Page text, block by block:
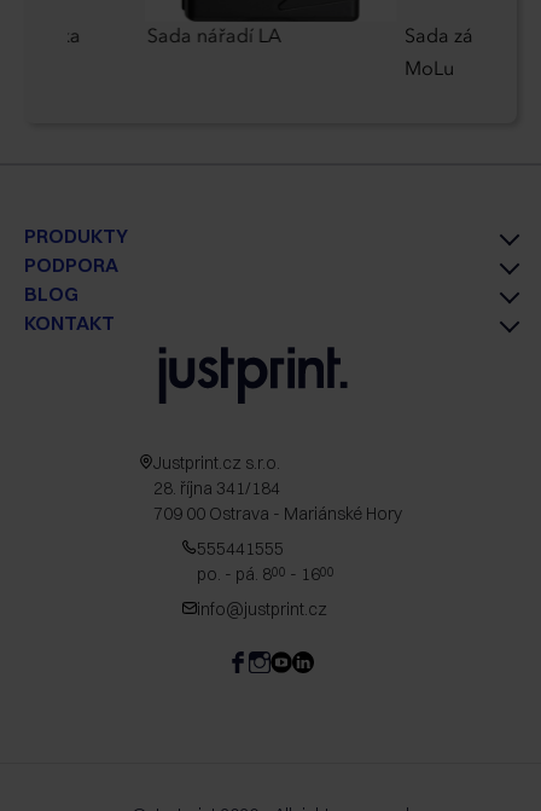
Sada nářadí LA
Sada zápisníku
MoLu
PRODUKTY
PODPORA
BLOG
KONTAKT
Justprint.cz s.r.o.
28. října 341/184
709 00 Ostrava - Mariánské Hory
555441555
po. - pá. 800 - 1600
info@justprint.cz